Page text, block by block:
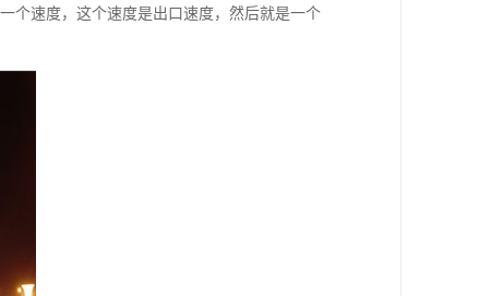
个速度，这个速度是出口速度，然后就是一个